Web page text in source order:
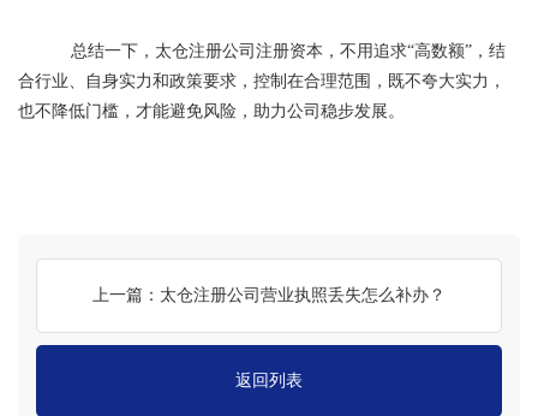
总结一下，太仓注册公司注册资本，不用追求“高数额”，结
合行业、自身实力和政策要求，控制在合理范围，既不夸大实力，
也不降低门槛，才能避免风险，助力公司稳步发展。
上一篇：太仓注册公司营业执照丢失怎么补办？
返回列表